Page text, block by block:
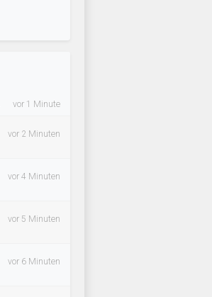
vor 1 Minute
vor 2 Minuten
vor 4 Minuten
vor 5 Minuten
vor 6 Minuten